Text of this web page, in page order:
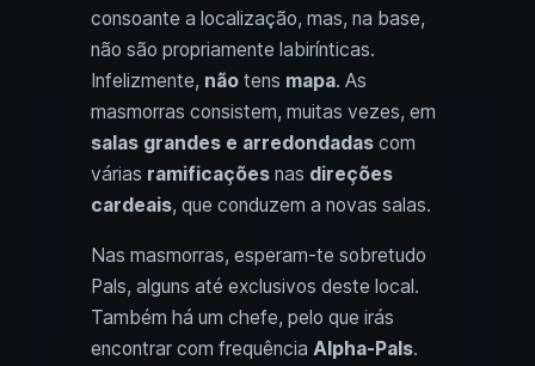
consoante a localização, mas, na base,
não são propriamente labirínticas.
Infelizmente, não tens mapa. As
masmorras consistem, muitas vezes, em
salas grandes e arredondadas com
várias ramificações nas direções
cardeais, que conduzem a novas salas.
Nas masmorras, esperam-te sobretudo
Pals, alguns até exclusivos deste local.
Também há um chefe, pelo que irás
encontrar com frequência Alpha-Pals.